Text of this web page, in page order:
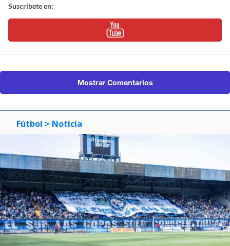
Suscríbete en:
Mostrar Comentarios
Fútbol > Noticia